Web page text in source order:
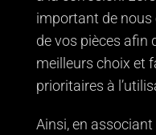
important de
de vos pièces afin
meilleurs choix et
prioritaires à
Ainsi, en